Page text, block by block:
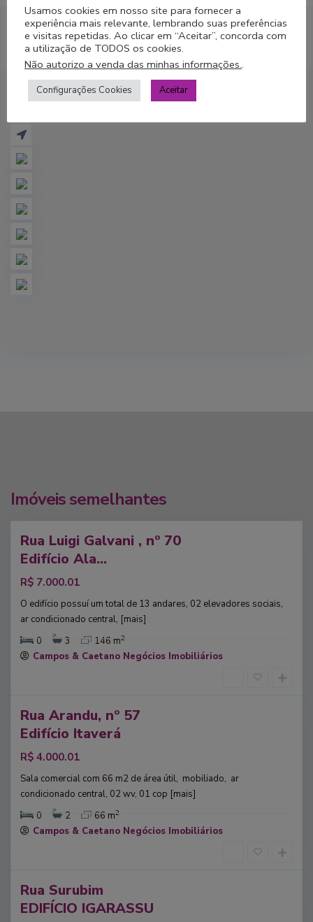
Imóveis semelhantes
e
g
i
ã
B
e
o
Rua Luigi Galvani , nº 70
Edifício Ala...
R$ 7.000.01
O edifício possuí um total de 13 andares, 02 elevadores sociais,
ar condicionado central, [mais]
0
3 146 m2
Campos & Caetano Negócios Imobiliários
i
i
,
ã
o
P
a
u
Rua Arandu, nº 57
Edifício Itaverá
R$ 4.000.01
Sala comercial com 66 m2 de área útil, mobiliado, ar
condicionado central, 02 wv, 01 cop [mais]
0
2 66 m2
Campos & Caetano Negócios Imobiliários
B
r
o
o
k
l
n
N
o
,
ã
o
P
a
u
Rua Surubim
EDIFÍCIO IGARASSU
Usamos cookies em nosso site para fornecer a
experiência mais relevante, lembrando suas preferências
e visitas repetidas. Ao clicar em “Aceitar”, concorda com
a utilização de TODOS os cookies.
Não autorizo a venda das minhas informações..
Configurações Cookies Aceitar